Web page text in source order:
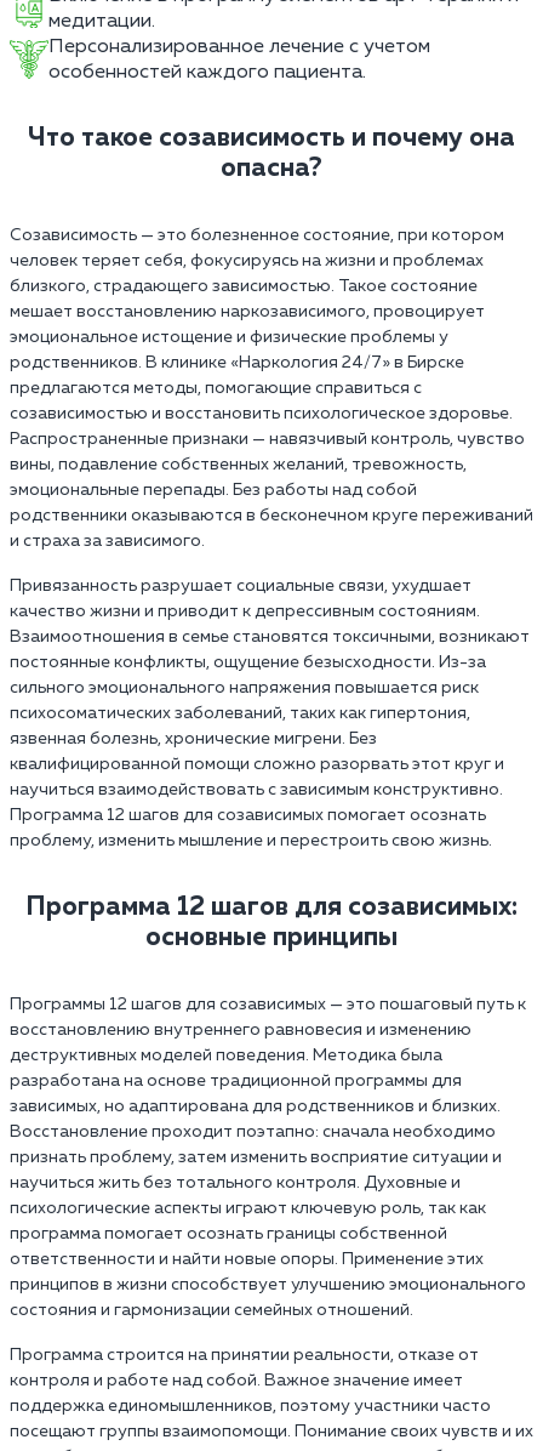
медитации.
Персонализированное лечение с учетом
особенностей каждого пациента.
Что такое созависимость и почему она
опасна?
Созависимость — это болезненное состояние, при котором
человек теряет себя, фокусируясь на жизни и проблемах
близкого, страдающего зависимостью. Такое состояние
мешает восстановлению наркозависимого, провоцирует
эмоциональное истощение и физические проблемы у
родственников. В клинике «Наркология 24/7» в Бирске
предлагаются методы, помогающие справиться с
созависимостью и восстановить психологическое здоровье.
Распространенные признаки — навязчивый контроль, чувство
вины, подавление собственных желаний, тревожность,
эмоциональные перепады. Без работы над собой
родственники оказываются в бесконечном круге переживаний
и страха за зависимого.
Привязанность разрушает социальные связи, ухудшает
качество жизни и приводит к депрессивным состояниям.
Взаимоотношения в семье становятся токсичными, возникают
постоянные конфликты, ощущение безысходности. Из-за
сильного эмоционального напряжения повышается риск
психосоматических заболеваний, таких как гипертония,
язвенная болезнь, хронические мигрени. Без
квалифицированной помощи сложно разорвать этот круг и
научиться взаимодействовать с зависимым конструктивно.
Программа 12 шагов для созависимых помогает осознать
проблему, изменить мышление и перестроить свою жизнь.
Программа 12 шагов для созависимых:
основные принципы
Программы 12 шагов для созависимых — это пошаговый путь к
восстановлению внутреннего равновесия и изменению
деструктивных моделей поведения. Методика была
разработана на основе традиционной программы для
зависимых, но адаптирована для родственников и близких.
Восстановление проходит поэтапно: сначала необходимо
признать проблему, затем изменить восприятие ситуации и
научиться жить без тотального контроля. Духовные и
психологические аспекты играют ключевую роль, так как
программа помогает осознать границы собственной
ответственности и найти новые опоры. Применение этих
принципов в жизни способствует улучшению эмоционального
состояния и гармонизации семейных отношений.
Программа строится на принятии реальности, отказе от
контроля и работе над собой. Важное значение имеет
поддержка единомышленников, поэтому участники часто
посещают группы взаимопомощи. Понимание своих чувств и их